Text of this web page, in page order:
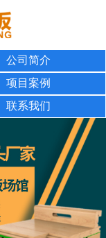
公司简介
项目案例
联系我们